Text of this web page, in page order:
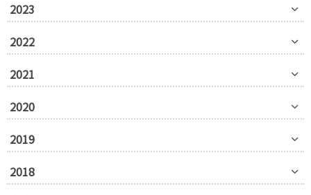
2023
2022
2021
2020
2019
2018